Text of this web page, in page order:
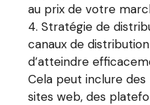
au prix de votre
Stratégie de
canaux de
d’atteindre
Cela peut inclure des
sites web, des